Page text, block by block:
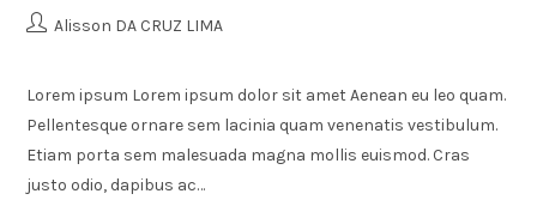
Alisson DA CRUZ LIMA
Lorem ipsum Lorem ipsum dolor sit amet Aenean eu leo quam.
Pellentesque ornare sem lacinia quam venenatis vestibulum.
Etiam porta sem malesuada magna mollis euismod. Cras
justo odio, dapibus ac…